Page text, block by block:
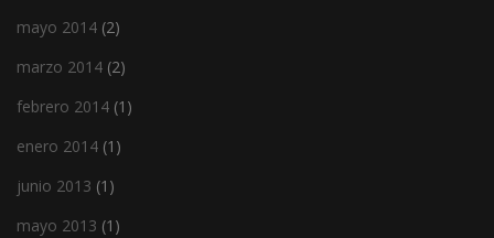
mayo 2014 (2)
marzo 2014 (2)
febrero 2014 (1)
enero 2014 (1)
junio 2013 (1)
mayo 2013 (1)